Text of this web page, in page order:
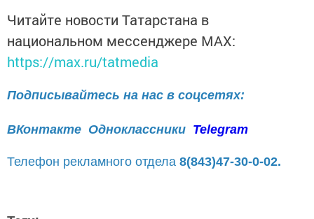
Читайте новости Татарстана в
национальном мессенджере MАХ:
https://max.ru/tatmedia
Подписывайтесь на нас в соцсетях:
ВКонтакте Одноклассники Telegram
Телефон рекламного отдела 8(843)47-30-0-02.